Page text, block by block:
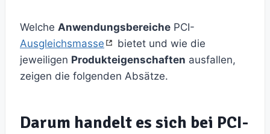
Welche Anwendungsbereiche PCI-
Ausgleichsmasse
bietet und wie die
jeweiligen Produkteigenschaften ausfallen,
zeigen die folgenden Absätze.
Darum handelt es sich bei PCI-